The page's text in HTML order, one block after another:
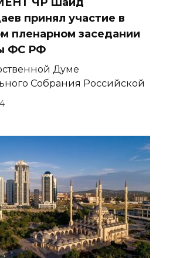
принял участие в
пленарном заседании
ФС РФ
Думе
Собрания Российской
4